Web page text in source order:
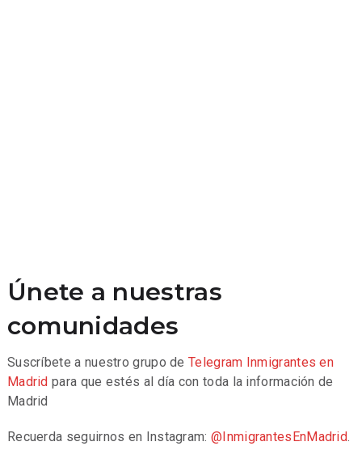
Únete a nuestras
comunidades
Suscríbete a nuestro grupo deTelegram Inmigrantes en
Madrid para que estés al día con toda la información de
Madrid
Recuerda seguirnos en Instagram: @InmigrantesEnMadrid.